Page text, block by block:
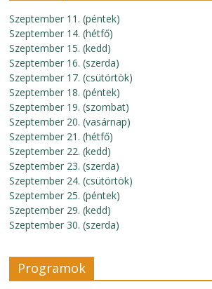
Szeptember 11. (péntek)
Szeptember 14. (hétfő)
Szeptember 15. (kedd)
Szeptember 16. (szerda)
Szeptember 17. (csütörtök)
Szeptember 18. (péntek)
Szeptember 19. (szombat)
Szeptember 20. (vasárnap)
Szeptember 21. (hétfő)
Szeptember 22. (kedd)
Szeptember 23. (szerda)
Szeptember 24. (csütörtök)
Szeptember 25. (péntek)
Szeptember 29. (kedd)
Szeptember 30. (szerda)
Programok